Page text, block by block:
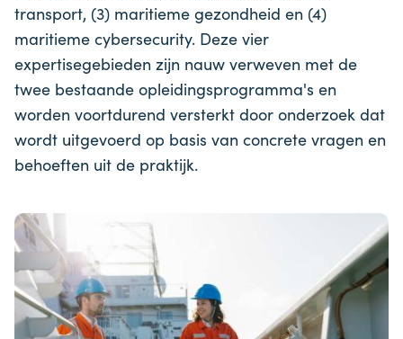
transport, (3) maritieme gezondheid en (4)
maritieme cybersecurity. Deze vier
expertisegebieden zijn nauw verweven met de
twee bestaande opleidingsprogramma's en
worden voortdurend versterkt door onderzoek dat
wordt uitgevoerd op basis van concrete vragen en
behoeften uit de praktijk.